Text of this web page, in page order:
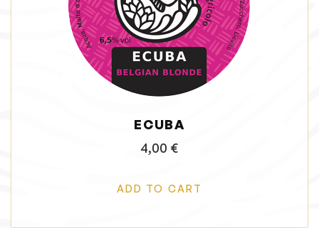
i
o
n
ECUBA
4,00 €
ADD TO CART